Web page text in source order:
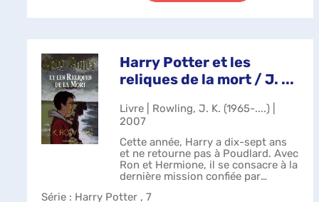
Harry Potter et les
reliques de la mort / J. ...
Livre | Rowling, J. K. (1965-....) |
2007
Cette année, Harry a dix-sept ans
et ne retourne pas à Poudlard. Avec
Ron et Hermione, il se consacre à la
dernière mission confiée par
Ténèbres règne en maître. Traqués,
Série : Harry Potter , 7